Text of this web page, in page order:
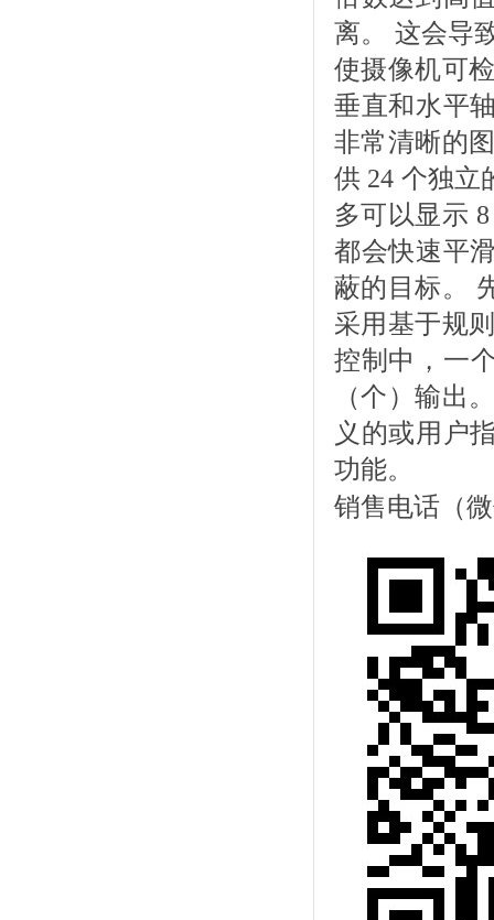
离。 这会导
使摄像机可
垂直和水平
非常清晰的
供 24 个独立
多可以显示
都会快速平
蔽的目标。
采用基于规
控制中，一
（个）输出
义的或用户
功能。
销售电话（